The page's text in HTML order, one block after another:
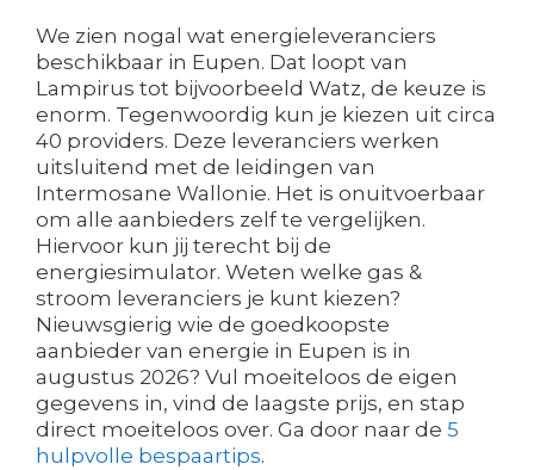
We zien nogal wat energieleveranciers
beschikbaar in Eupen. Dat loopt van
Lampirus tot bijvoorbeeld Watz, de keuze is
enorm. Tegenwoordig kun je kiezen uit circa
40 providers. Deze leveranciers werken
uitsluitend met de leidingen van
Intermosane Wallonie. Het is onuitvoerbaar
om alle aanbieders zelf te vergelijken.
Hiervoor kun jij terecht bij de
energiesimulator. Weten welke gas &
stroom leveranciers je kunt kiezen?
Nieuwsgierig wie de goedkoopste
aanbieder van energie in Eupen is in
augustus 2026? Vul moeiteloos de eigen
gegevens in, vind de laagste prijs, en stap
direct moeiteloos over. Ga door naar de 5
hulpvolle bespaartips.